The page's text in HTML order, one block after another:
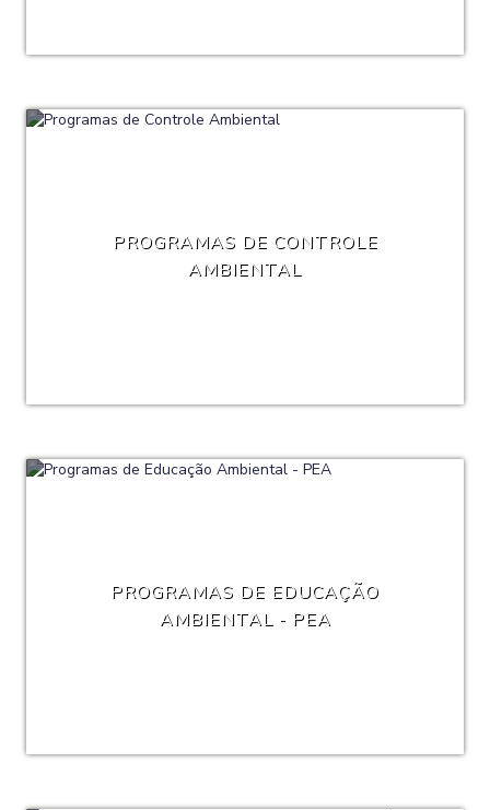
PROGRAMAS DE CONTROLE
AMBIENTAL
PROGRAMAS DE EDUCAÇÃO
AMBIENTAL - PEA